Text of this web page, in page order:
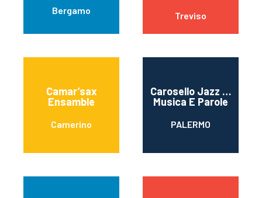
Bergamo Treviso
Camar’sax
Ensamble
Camerino
Carosello Jazz …
Musica E Parole
PALERMO